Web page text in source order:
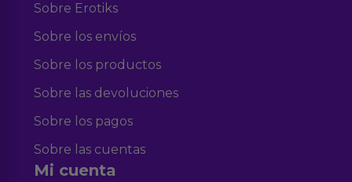
Sobre Erotiks
Sobre los envíos
Sobre los productos
Sobre las devoluciones
Sobre los pagos
Sobre las cuentas
Mi cuenta